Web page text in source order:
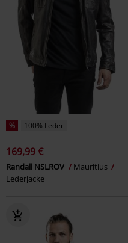
% 100% Leder
169,99 €
Randall NSLROV
Mauritius
Lederjacke